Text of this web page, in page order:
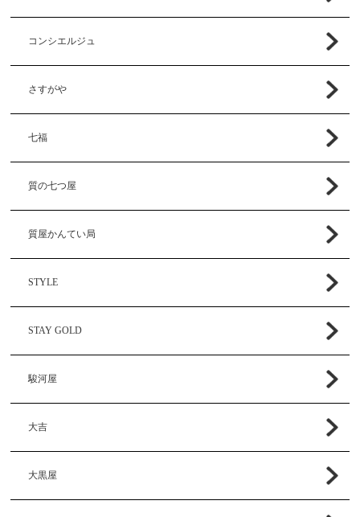
コンシエルジュ
さすがや
七福
質の七つ屋
質屋かんてい局
STYLE
STAY GOLD
駿河屋
大吉
大黒屋